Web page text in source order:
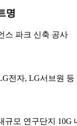
명
스 파크 신축 공사
전자, LG서브원 등
규모 연구단지 10G